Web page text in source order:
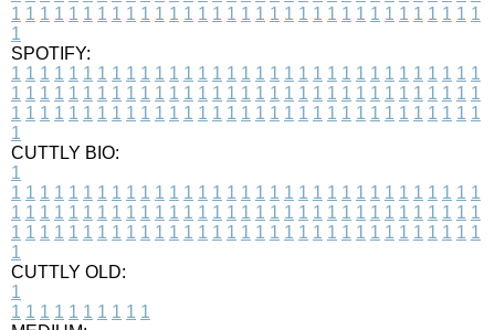
1 1 1 1 1 1 1 1 1 1 1 1 1 1 1 1 1 1 1 1 1 1 1 1 1 1 1 1 1 1 1 1 1
1
SPOTIFY:
1 1 1 1 1 1 1 1 1 1 1 1 1 1 1 1 1 1 1 1 1 1 1 1 1 1 1 1 1 1 1 1 1
1 1 1 1 1 1 1 1 1 1 1 1 1 1 1 1 1 1 1 1 1 1 1 1 1 1 1 1 1 1 1 1 1
1 1 1 1 1 1 1 1 1 1 1 1 1 1 1 1 1 1 1 1 1 1 1 1 1 1 1 1 1 1 1 1 1
1
CUTTLY BIO:
1
1 1 1 1 1 1 1 1 1 1 1 1 1 1 1 1 1 1 1 1 1 1 1 1 1 1 1 1 1 1 1 1 1
1 1 1 1 1 1 1 1 1 1 1 1 1 1 1 1 1 1 1 1 1 1 1 1 1 1 1 1 1 1 1 1 1
1 1 1 1 1 1 1 1 1 1 1 1 1 1 1 1 1 1 1 1 1 1 1 1 1 1 1 1 1 1 1 1 1
1
CUTTLY OLD:
1
1 1 1 1 1 1 1 1 1 1